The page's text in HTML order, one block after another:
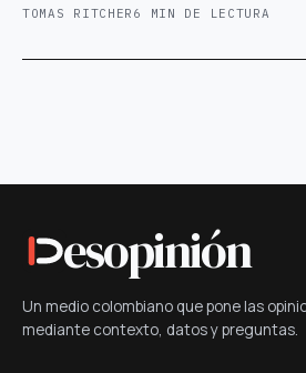
TOMAS RITCHER 6 MIN DE LECTURA
esopinión
Un medio colombiano que pone las
mediante contexto, datos y preguntas.